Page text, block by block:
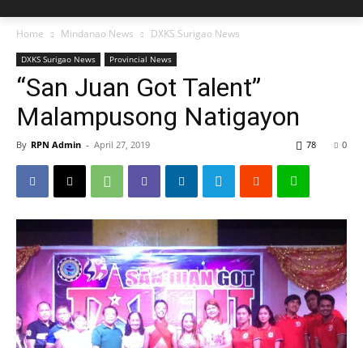
Home Mindanao News DXKS Surigao News
DXKS Surigao News Provincial News
“San Juan Got Talent”
Malampusong Natigayon
By RPN Admin - April 27, 2019 0
78